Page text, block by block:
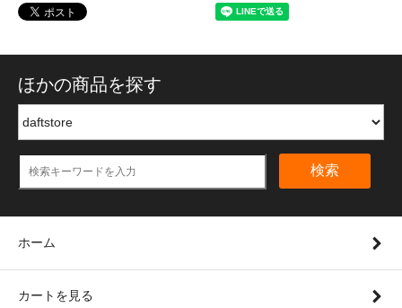
ほかの商品を探す
検索
ホーム
カートを見る